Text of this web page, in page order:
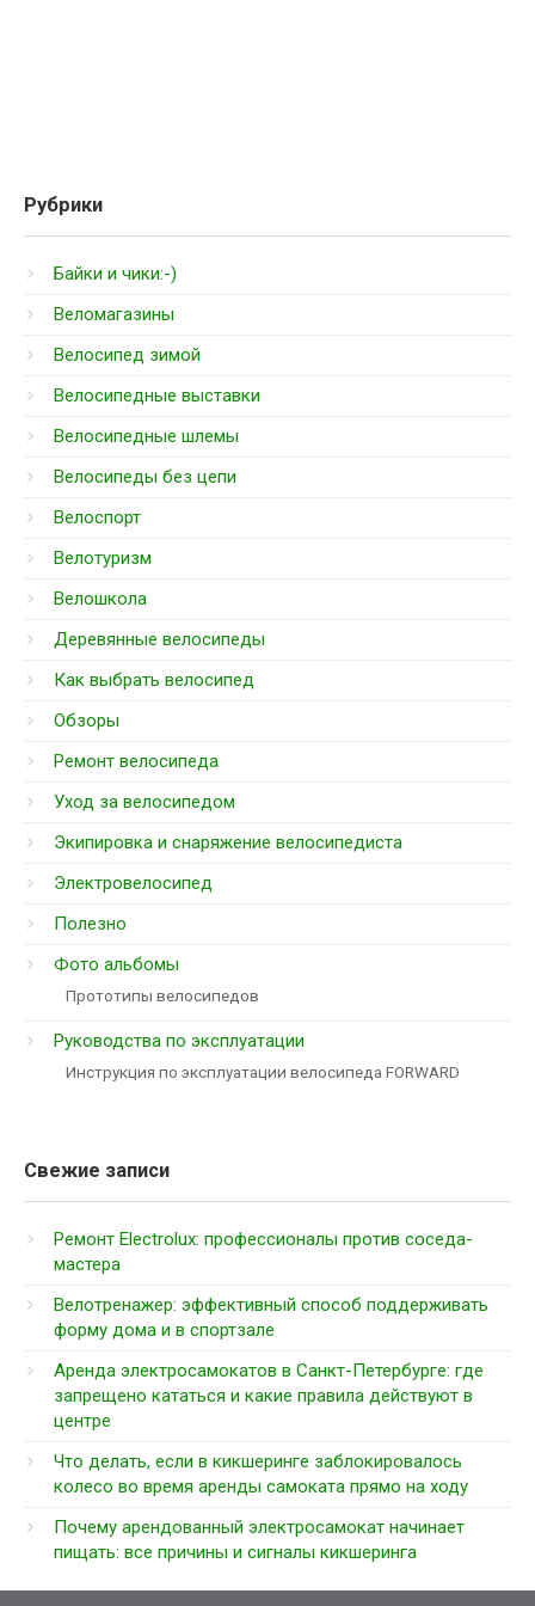
Рубрики
Байки и чики:-)
Веломагазины
Велосипед зимой
Велосипедные выставки
Велосипедные шлемы
Велосипеды без цепи
Велоспорт
Велотуризм
Велошкола
Деревянные велосипеды
Как выбрать велосипед
Обзоры
Ремонт велосипеда
Уход за велосипедом
Экипировка и снаряжение велосипедиста
Электровелосипед
Полезно
Фото альбомы
Прототипы велосипедов
Руководства по эксплуатации
Инструкция по эксплуатации велосипеда FORWARD
Свежие записи
Ремонт Electrolux: профессионалы против соседа-
мастера
Велотренажер: эффективный способ поддерживать
форму дома и в спортзале
Аренда электросамокатов в Санкт-Петербурге: где
запрещено кататься и какие правила действуют в
центре
Что делать, если в кикшеринге заблокировалось
колесо во время аренды самоката прямо на ходу
Почему арендованный электросамокат начинает
пищать: все причины и сигналы кикшеринга